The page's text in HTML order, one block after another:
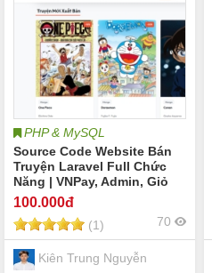
PHP & MySQL
Source Code Website Bán
Truyện Laravel Full Chức
Năng | VNPay, Admin, Giỏ
Hàng
100.000đ
(1) 70
Kiên Trung Nguyễn